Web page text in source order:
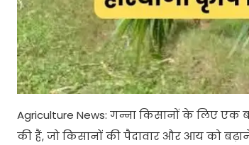
Agriculture News: गन्ना किसानों के लिए एक
की हैं, जो किसानों की पैदावार और आय को